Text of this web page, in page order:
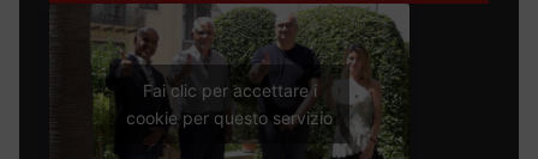
Fai clic per accettare i
cookie per questo servizio